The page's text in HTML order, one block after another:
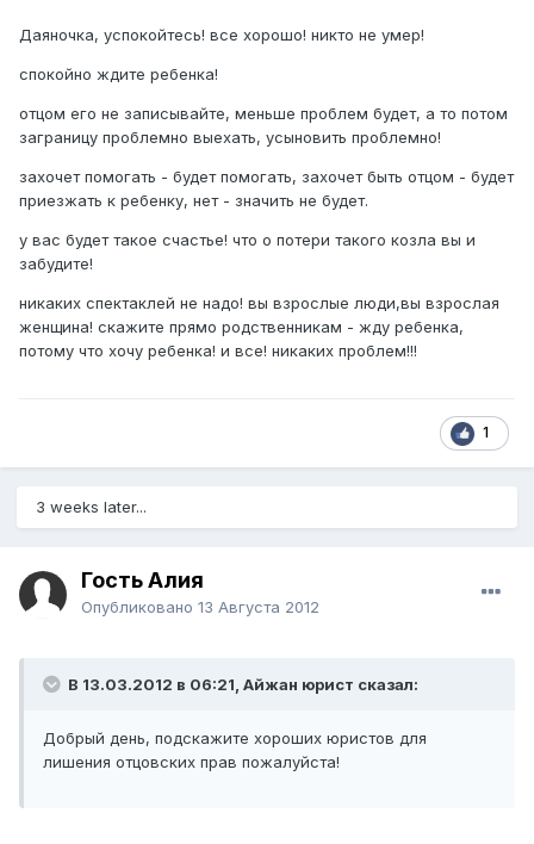
Даяночка, успокойтесь! все хорошо! никто не умер!
спокойно ждите ребенка!
отцом его не записывайте, меньше проблем будет, а то потом
заграницу проблемно выехать, усыновить проблемно!
захочет помогать - будет помогать, захочет быть отцом - будет
приезжать к ребенку, нет - значить не будет.
у вас будет такое счастье! что о потери такого козла вы и
забудите!
никаких спектаклей не надо! вы взрослые люди,вы взрослая
женщина! скажите прямо родственникам - жду ребенка,
потому что хочу ребенка! и все! никаких проблем!!!
1
3 weeks later...
Гость Алия
Опубликовано 13 Августа 2012
В 13.03.2012 в 06:21, Айжан юрист сказал:
Добрый день, подскажите хороших юристов для
лишения отцовских прав пожалуйста!